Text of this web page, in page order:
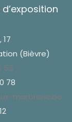
(Bièvre)
53
78
marbrerie.be